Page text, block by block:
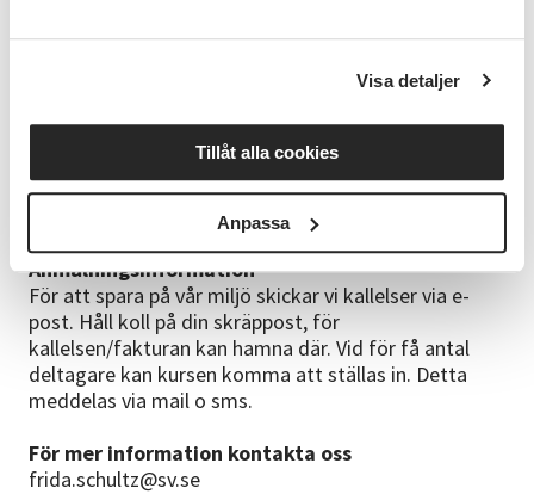
Visa detaljer
Tillåt alla cookies
Anpassa
Du får stöd att ta nästa steg – på ditt sätt
med att stötta unga vuxna i sin personliga
utveckling. Hennes förmåga att lyssna in och skapa
kontakter i en trygg miljö gör att man trivs i hennes
Anmälningsinformation
För att spara på vår miljö skickar vi kallelser via e-
post. Håll koll på din skräppost, för
kallelsen/fakturan kan hamna där. Vid för få antal
deltagare kan kursen komma att ställas in. Detta
meddelas via mail o sms.
För mer information kontakta oss
frida.schultz@sv.se